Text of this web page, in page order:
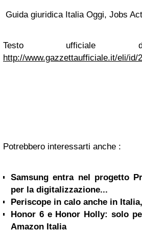
Guida giuridica Italia Oggi, Jobs
Testo ufficiale
http://www.gazzettaufficiale.it/eli/id/
Potrebbero interessarti anche :
Samsung entra nel progetto
per la digitalizzazione...
Periscope in calo anche in
Honor 6 e Honor Holly: solo
Amazon Italia